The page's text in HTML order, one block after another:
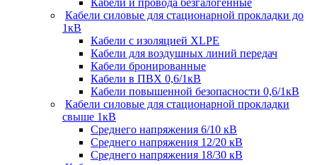
Кабели силовые для стационарной прокладки до
1кВ
Кабели c изоляцией XLPE
Кабели для воздушных линий передач
Кабели бронированные
Кабели в ПВХ 0,6/1кВ
Кабели повышенной безопасности 0,6/1кВ
Кабели силовые для стационарной прокладки
свыше 1кВ
Среднего напряжения 6/10 кВ
Среднего напряжения 12/20 кВ
Среднего напряжения 18/30 кВ